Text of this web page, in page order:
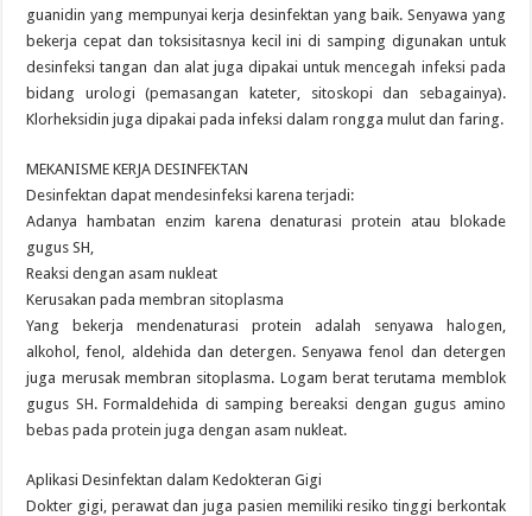
guanidin yang mempunyai kerja desinfektan yang baik. Senyawa yang
bekerja cepat dan toksisitasnya kecil ini di samping digunakan untuk
desinfeksi tangan dan alat juga dipakai untuk mencegah infeksi pada
bidang urologi (pemasangan kateter, sitoskopi dan sebagainya).
Klorheksidin juga dipakai pada infeksi dalam rongga mulut dan faring.
MEKANISME KERJA DESINFEKTAN
Desinfektan dapat mendesinfeksi karena terjadi:
Adanya hambatan enzim karena denaturasi protein atau blokade
gugus SH,
Reaksi dengan asam nukleat
Kerusakan pada membran sitoplasma
Yang bekerja mendenaturasi protein adalah senyawa halogen,
alkohol, fenol, aldehida dan detergen. Senyawa fenol dan detergen
juga merusak membran sitoplasma. Logam berat terutama memblok
gugus SH. Formaldehida di samping bereaksi dengan gugus amino
bebas pada protein juga dengan asam nukleat.
Aplikasi Desinfektan dalam Kedokteran Gigi
Dokter gigi, perawat dan juga pasien memiliki resiko tinggi berkontak